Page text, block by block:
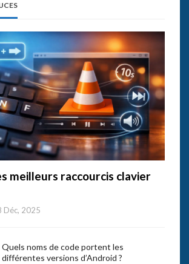
meilleurs raccourcis clavier
Déc, 2025
Quels noms de code portent les
différentes versions d’Android ?